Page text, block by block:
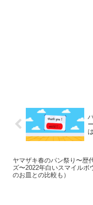
ヤマザキ春のパン祭り〜歴
ズ〜2022年白いスマイルボ
のお皿との比較も）